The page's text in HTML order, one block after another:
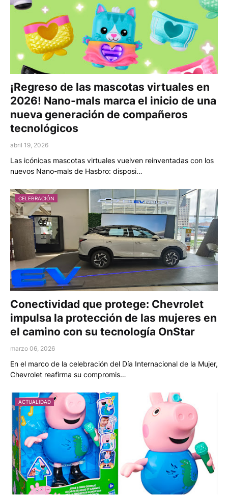
¡Regreso de las mascotas virtuales en
2026! Nano-mals marca el inicio de una
nueva generación de compañeros
tecnológicos
abril 19, 2026
Las icónicas mascotas virtuales vuelven reinventadas con los
nuevos Nano-mals de Hasbro: disposi…
CELEBRACIÓN
Conectividad que protege: Chevrolet
impulsa la protección de las mujeres en
el camino con su tecnología OnStar
marzo 06, 2026
En el marco de la celebración del Día Internacional de la Mujer,
Chevrolet reafirma su compromis…
ACTUALIDAD